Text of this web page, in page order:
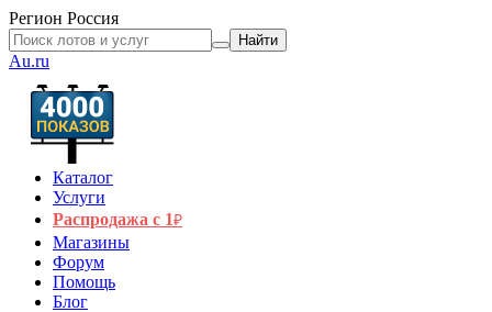
Регион Россия
Найти
Au.ru
Каталог
Услуги
Распродажа с 1₽
Магазины
Форум
Помощь
Блог